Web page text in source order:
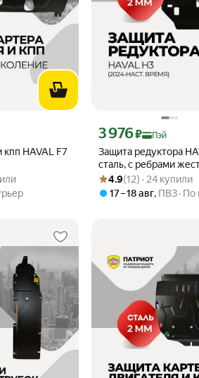
кпп HAVAL F7
Пэй 3947 ₽ вместо
5
Защита редуктора
сталь, с ребрами
толщина 2 мм
Цена с картой Яндекс
3 976₽ Пэй
Рейтинг товара: 4.9 из 5
Оценок: (12) · 24 купили
4.9(12) · 24 купили
17 – 18 авг, ПВЗ По